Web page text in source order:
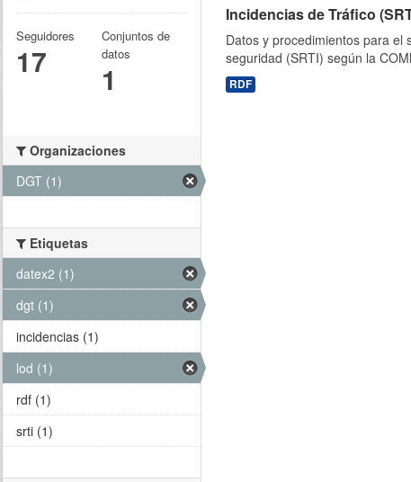
Incidencias de Tráfico
Datos y procedimientos para
seguridad (SRTI) según la
RDF
Seguidores
17
Conjuntos de
datos
1
Organizaciones
DGT (1)
Etiquetas
datex2 (1)
dgt (1)
incidencias (1)
lod (1)
rdf (1)
srti (1)